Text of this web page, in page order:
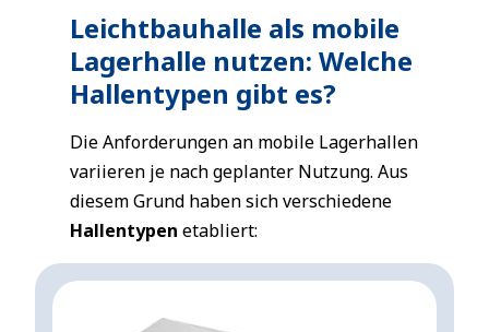
Leichtbauhalle als mobile
Lagerhalle nutzen: Welche
Hallentypen gibt es?
Die Anforderungen an mobile Lagerhallen
variieren je nach geplanter Nutzung. Aus
diesem Grund haben sich verschiedene
Hallentypen etabliert: